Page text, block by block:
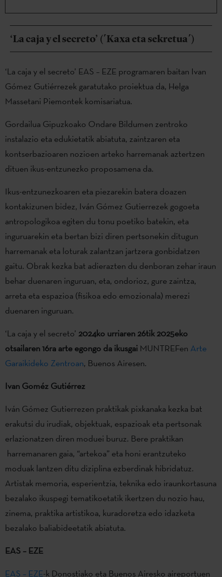
‘La caja y el secreto’ (´Kaxa eta sekretua´)
‘La caja y el secreto’ EAS – EZE programaren baitan Ivan
Gómez Gutiérrezek garatutako proiektua da, Helga
Massetani Piemontek komisariatua.
Gordailua Gipuzkoako Ondare Bildumen zentroko
instalazio eta edukietatik abiatuta, zaintzaren eta
kontserbazioaren nozioen arteko harremanak aztertzen
dituen ikus-entzunezko proposamena da.
Ikus-entzunezkoaren eta piezarekin batera doazen
kontakizunen bidez, Iván Gómez Gutierrezek gogoeta
antropologikoa egiten du tonu poetiko batekin, eta
inguruarekin eta bertan bizi diren pertsonekin ditugun
harremanak eta loturak zalantzan jartzera gonbidatzen
gaitu. Obrak kezka bat adierazten du denboran zehar iraun
behar duenaren inguruan, eta, ondorioz, gure zaintza,
arreta eta espazioa (fisikoa edo emozionala) merezi
duenaren inguruan.
‘La caja y el secreto’ 2024ko urriaren 26tik 2025eko
otsailaren 16ra arte egongo da ikusgai MUNTREFen Arte
Garaikideko Zentroan, Buenos Airesen.
Ivan Goméz Gutiérrez
Iván Gómez Gutierrezen praktikak pixkanaka kezka bat
erakutsi du irudiak, objektuak, espazioak eta pertsonak
erlazionatzen diren moduei buruz. Bere praktikan
harremanaren gaia, “artekoa” eta honi erantzuteko
moduak lantzen ditu diziplina ezberdinak hibridatuz.
Artistak memoria, esperientzia, teknika edo iraunkortasuna
bezalako ikuspegi tematikoetatik ikertzen du nozio hau,
zinema, praktika artistikoa, kuradoretza edo idazketa
bezalako baliabideetatik abiatuta.
EAS – EZE
EAS – EZE-k Donostiako eta Buenos Airesko aireportuen